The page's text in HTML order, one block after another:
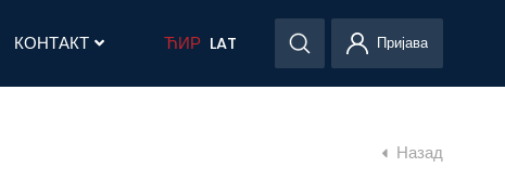
КОНТАКТ ЋИР LAT Пријава
Назад